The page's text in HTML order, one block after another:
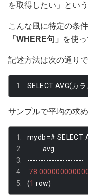
を取得したい」とい
こんな風に特定の条
「WHERE句」
を使っ
記述方法は次の通りで
SELECT AVG(カラ
サンプルで平均の求
mydb=# SELECT
         avg
---------------------
(1 row)